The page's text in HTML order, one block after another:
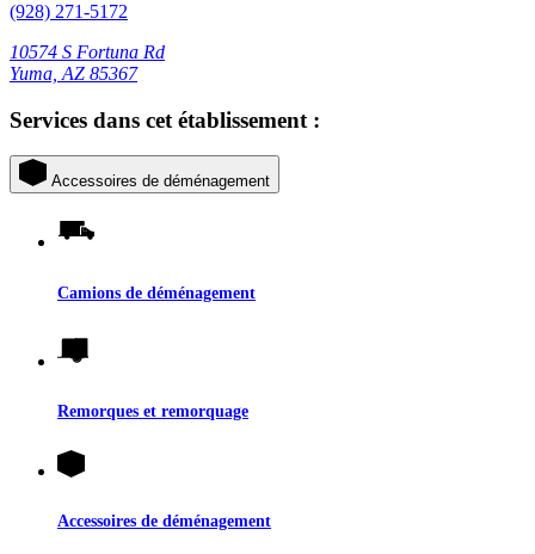
(928) 271-5172
10574 S Fortuna Rd
Yuma, AZ 85367
Services dans cet établissement :
Accessoires de déménagement
Camions de déménagement
Remorques et remorquage
Accessoires de déménagement